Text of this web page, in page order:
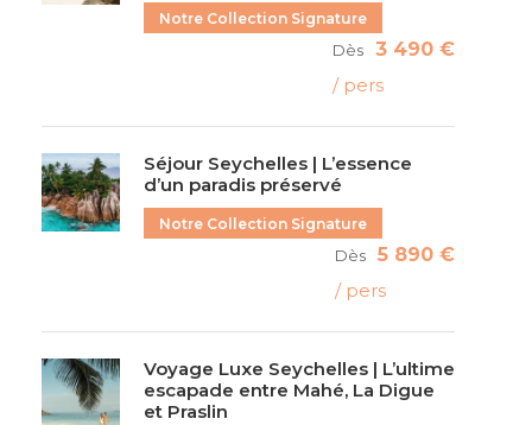
Notre Collection Signature
Dès
3 490 €
/ pers
Séjour Seychelles | L’essence
d’un paradis préservé
Notre Collection Signature
Dès
5 890 €
/ pers
Voyage Luxe Seychelles | L’ultime
escapade entre Mahé, La Digue
et Praslin